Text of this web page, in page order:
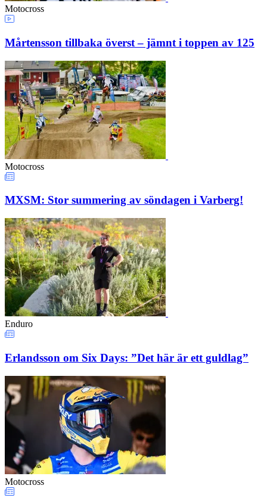
Motocross
Mårtensson tillbaka överst – jämnt i toppen av 125
Motocross
MXSM: Stor summering av söndagen i Varberg!
Enduro
Erlandsson om Six Days: ”Det här är ett guldlag”
Motocross